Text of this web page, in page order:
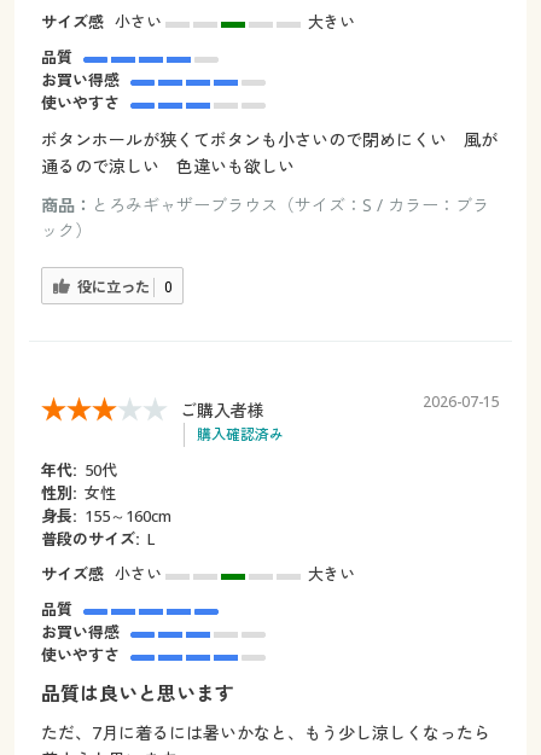
サイズ感 小さい
大きい
品質
お買い得感
使いやすさ
ボタンホールが狭くてボタンも小さいので閉めにくい 風が
通るので涼しい 色違いも欲しい
商品： とろみギャザーブラウス（サイズ：S / カラー：ブラ
ック）
役に立った 0
ご購入者様
購入確認済み
2026-07-15
年代: 50代
性別: 女性
身長: 155～160cm
普段のサイズ: L
サイズ感 小さい
大きい
品質
お買い得感
使いやすさ
品質は良いと思います
ただ、7月に着るには暑いかなと、もう少し涼しくなったら